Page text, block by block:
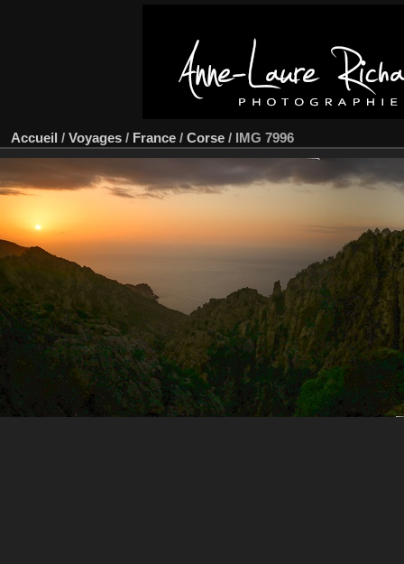
Accueil / Voyages / France / Corse / IMG 7996